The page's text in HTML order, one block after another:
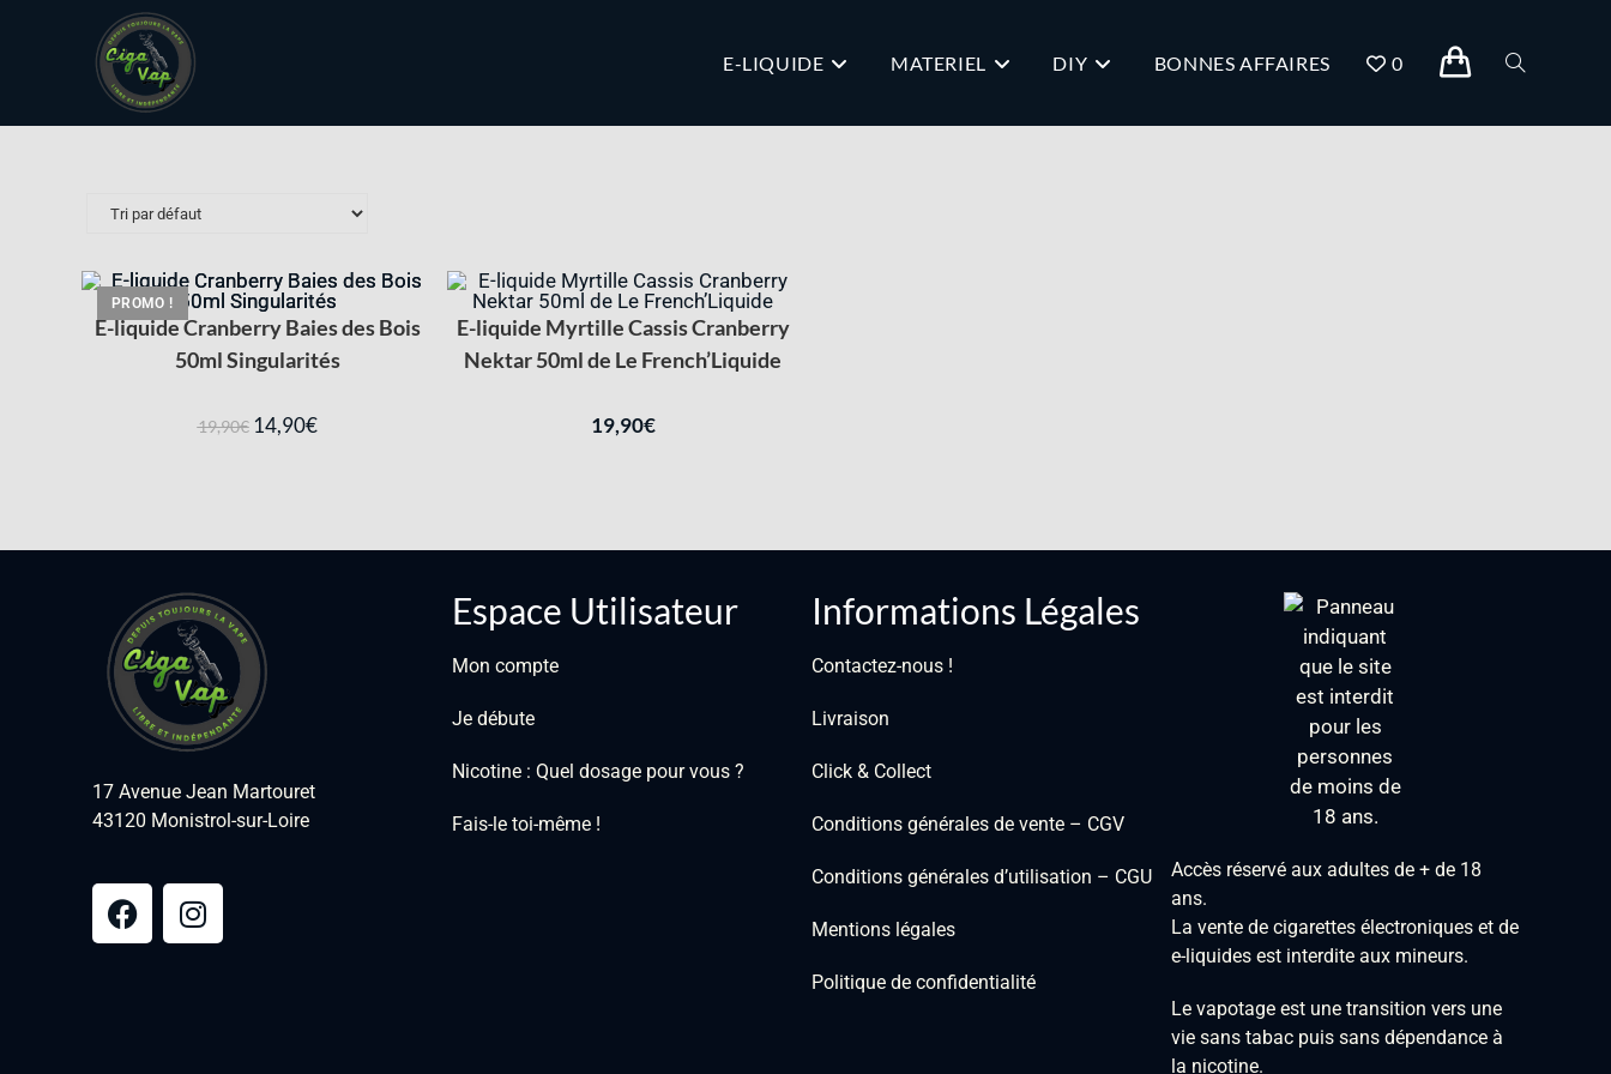
E-LIQUIDE MATERIEL DIY BONNES AFFAIRES 0
PROMO !
E-liquide Cranberry Baies des Bois
50ml Singularités
19,90€ 14,90€
E-liquide Myrtille Cassis Cranberry
Nektar 50ml de Le French’Liquide
19,90€
17 Avenue Jean Martouret
43120 Monistrol-sur-Loire
Espace Utilisateur
Mon compte
Je débute
Nicotine : Quel dosage pour vous ?
Fais-le toi-même !
Informations Légales
Contactez-nous !
Livraison
Click & Collect
Conditions générales de vente – CGV
Conditions générales d’utilisation – CGU
Mentions légales
Politique de confidentialité
Accès réservé aux adultes de + de 18
ans.
La vente de cigarettes électroniques et de
e-liquides est interdite aux mineurs.
Le vapotage est une transition vers une
vie sans tabac puis sans dépendance à
la nicotine.